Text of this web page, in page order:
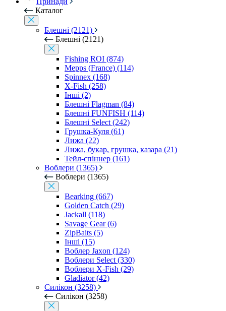
Каталог
Блешні (2121)
Блешні (2121)
Fishing ROI (874)
Mepps (France) (114)
Spinnex (168)
X-Fish (258)
Інші (2)
Блешні Flagman (84)
Блешні FUNFISH (114)
Блешні Select (242)
Грушка-Куля (61)
Лижа (22)
Лижа, букар, грушка, казара (21)
Тейл-спіннер (161)
Воблери (1365)
Воблери (1365)
Bearking (667)
Golden Catch (29)
Jackall (118)
Savage Gear (6)
ZipBaits (5)
Інші (15)
Воблер Jaxon (124)
Воблери Select (330)
Воблери X-Fish (29)
Gladiator (42)
Силікон (3258)
Силікон (3258)